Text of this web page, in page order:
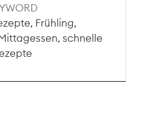
Frühling,
schnelle